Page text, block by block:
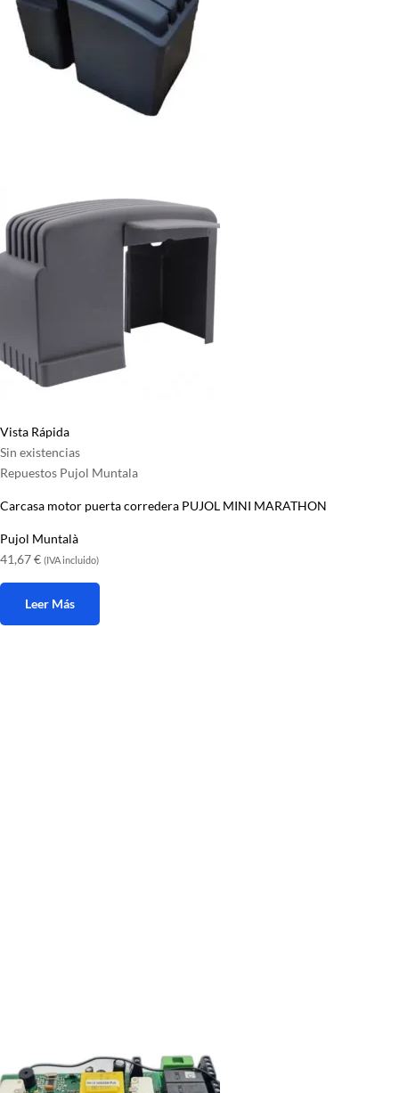
Vista Rápida
Sin existencias
Repuestos Pujol Muntala
Carcasa motor puerta corredera PUJOL MINI MARATHON
Pujol Muntalà
41,67€ (IVA incluido)
Leer Más